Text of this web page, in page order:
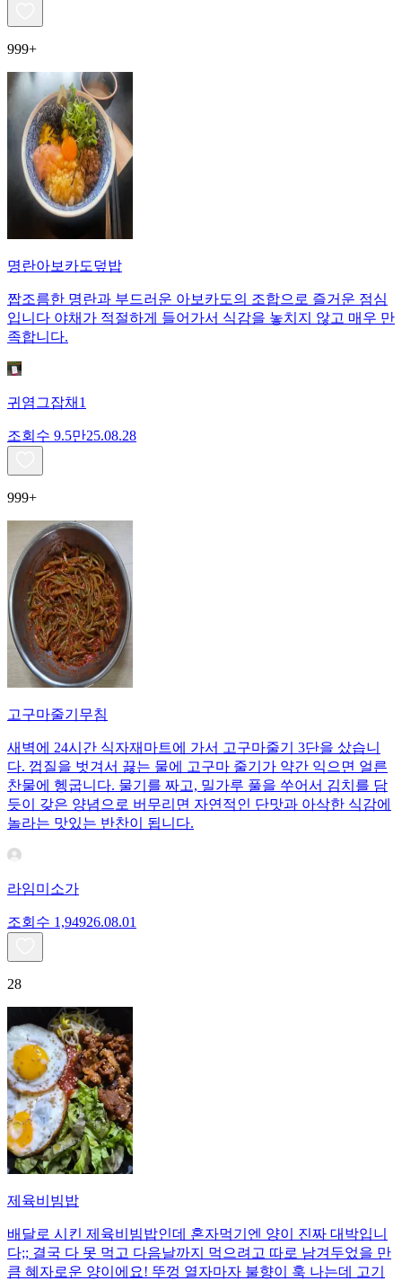
999+
명란아보카도덮밥
짭조름한 명란과 부드러운 아보카도의 조합으로 즐거운 점심
입니다 야채가 적절하게 들어가서 식감을 놓치지 않고 매우 만
족합니다.
귀염그잡채1
조회수 9.5만25.08.28
999+
고구마줄기무침
새벽에 24시간 식자재마트에 가서 고구마줄기 3단을 샀습니
다. 껍질을 벗겨서 끓는 물에 고구마 줄기가 약간 익으면 얼른
찬물에 헹굽니다. 물기를 짜고, 밀가루 풀을 쑤어서 김치를 담
듯이 갖은 양념으로 버무리면 자연적인 단맛과 아삭한 식감에
놀라는 맛있는 반찬이 됩니다.
라임미소가
조회수 1,94926.08.01
28
제육비빔밥
배달로 시킨 제육비빔밥인데 혼자먹기엔 양이 진짜 대박입니
다;; 결국 다 못 먹고 다음날까지 먹으려고 따로 남겨두었을 만
큼 혜자로운 양이에요! 뚜껑 열자마자 불향이 훅 나는데 고기